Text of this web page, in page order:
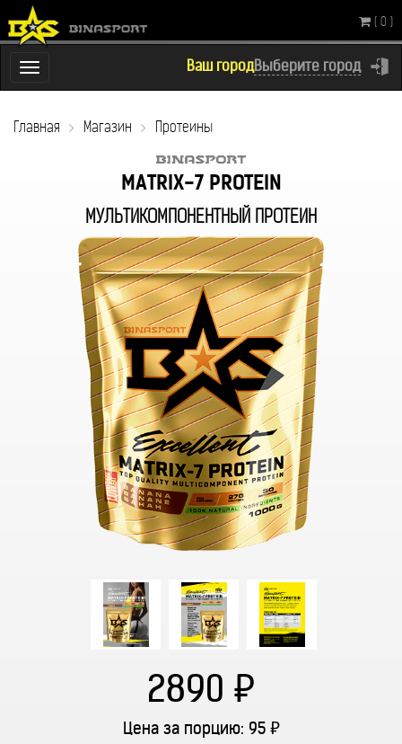
Ваш городВыберите город
( 0 )
Переключатель
навигации
Главная
Магазин Протеины
MATRIX-7 PROTEIN
МУЛЬТИКОМПОНЕНТНЫЙ
2890
Цена за порцию: 95